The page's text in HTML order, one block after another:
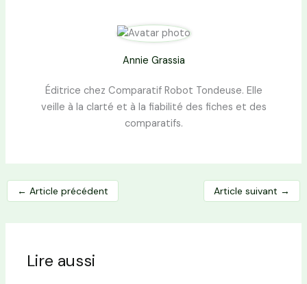
Annie Grassia
Éditrice chez Comparatif Robot Tondeuse. Elle
veille à la clarté et à la fiabilité des fiches et des
comparatifs.
← Article précédent Article suivant →
Lire aussi